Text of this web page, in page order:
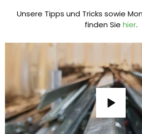
Unsere Tipps und Tricks sowie
finden Sie hier.